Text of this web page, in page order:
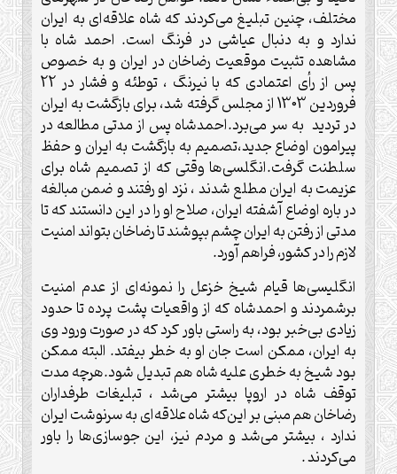
مختلف، چنین تبلیغ می‌کردند که شاه علاقه‌ای به ایران
ندارد و به دنبال عیاشی در فرنگ است. احمد شاه با
مشاهده تثبیت موقعیت رضاخان در ایران و به خصوص
پس از رأی اعتمادی که با نیرنگ ، توطئه و فشار در 22
فروردین 1303 از مجلس گرفته شد، برای بازگشت به ایران
در تردید به سر می‌برد.احمدشاه پس از مدتی مطالعه در
پیرامون اوضاع جدید،تصمیم به بازگشت به ایران و حفظ
سلطنت گرفت.انگلسی‌ها وقتی که از تصمیم شاه برای
عزیمت به ایران مطلع شدند ، نزد او رفتند و ضمن مبالغه
در باره اوضاع آشفته ایران، صلاح او را در این دانستند که تا
مدتی از رفتن به ایران چشم بپوشند تا رضاخان بتواند امنیت
لازم را در کشور، فراهم آورد.
انگلیسی‌ها قیام شیخ خزعل را نمونه‌ای از عدم امنیت
برشمردند و احمدشاه که از واقعیات پشت پرده تا حدود
زیادی بی‌خبر بود، به راستی باور کرد که در صورت ورود وی
به ایران، ممکن است جان او به خطر بیفتد. البته ممکن
بود شیخ به خطری علیه شاه هم تبدیل شود.هرچه مدت
توقف شاه در اروپا بیشتر می‌شد ، تبلیغات طرفداران
رضاخان هم مبنی بر این‌که شاه علاقه‌ای به سرنوشت ایران
ندارد ، بیشتر می‌شد و مردم نیز، این جوسازی‌ها را باور
می‌کردند .